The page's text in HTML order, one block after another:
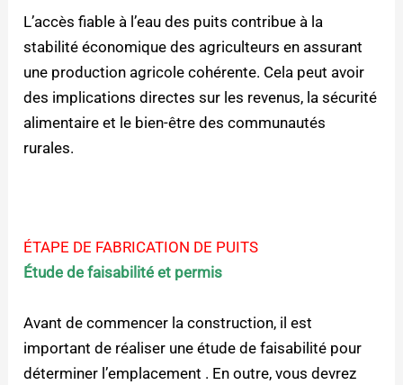
L’accès fiable à l’eau des puits contribue à la
stabilité économique des agriculteurs en assurant
une production agricole cohérente. Cela peut avoir
des implications directes sur les revenus, la sécurité
alimentaire et le bien-être des communautés
rurales.
ÉTAPE DE FABRICATION DE PUITS
Étude de faisabilité et permis
Avant de commencer la construction, il est
important de réaliser une étude de faisabilité pour
déterminer l’emplacement . En outre, vous devrez